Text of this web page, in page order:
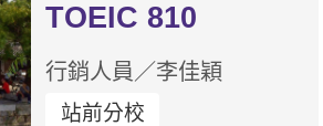
TOEIC 810
行銷人員／李佳穎
站前分校